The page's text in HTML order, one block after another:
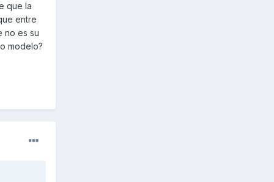
que la
entre
no es su
modelo?